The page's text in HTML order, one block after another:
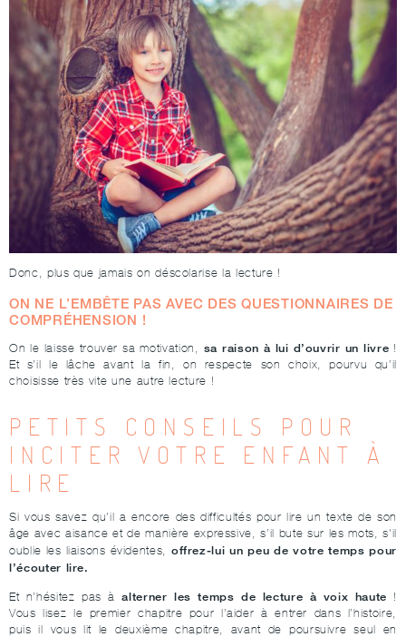
Donc, plus que jamais on déscolarise la lecture !
ON NE L’EMBÊTE PAS AVEC DES QUESTIONNAIRES DE
COMPRÉHENSION !
On le laisse trouver sa motivation, sa raison à lui d’ouvrir un livre !
Et s’il le lâche avant la fin, on respecte son choix, pourvu qu’il
choisisse très vite une autre lecture !
PETITS CONSEILS POUR
INCITER VOTRE ENFANT À
LIRE
Si vous savez qu’il a encore des difficultés pour lire un texte de son
âge avec aisance et de manière expressive, s’il bute sur les mots, s'il
oublie les liaisons évidentes, offrez-lui un peu de votre temps pour
l’écouter lire.
Et n’hésitez pas àalterner les temps de lecture à voix haute !
Vous lisez le premier chapitre pour l’aider à entrer dans l’histoire,
puis il vous lit le deuxième chapitre, avant de poursuivre seul en